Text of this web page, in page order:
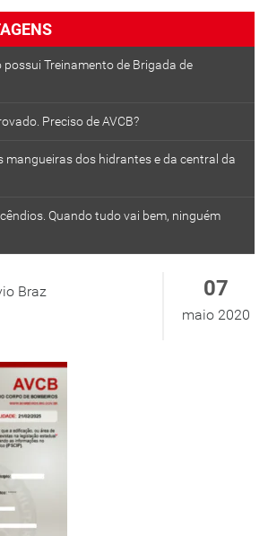
possui Treinamento de Brigada de
Preciso de AVCB?
mangueiras dos hidrantes e da central da
Quando tudo vai bem, ninguém
Braz 07
maio 2020